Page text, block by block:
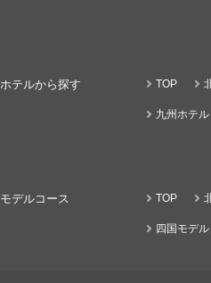
ホテルから探す TOP
九州ホテル
モデルコース TOP
四国モデル